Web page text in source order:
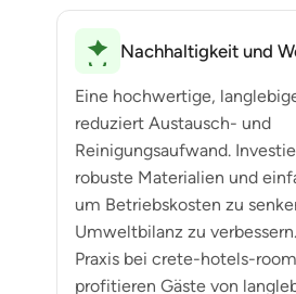
Nachhaltigkeit und
Eine hochwertige,
reduziert Austausch- und
Reinigungsaufwand.
robuste Materialien und
um Betriebskosten zu
Umweltbilanz zu
Praxis bei crete-hotels-
profitieren Gäste von